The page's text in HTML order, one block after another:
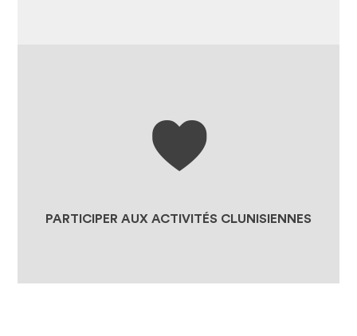
PARTICIPER AUX ACTIVITÉS CLUNISIENNES
LA BOUTIQUE
JE SOUTIENS LES PROJETS DE
NOS SITES CLUNISIENS